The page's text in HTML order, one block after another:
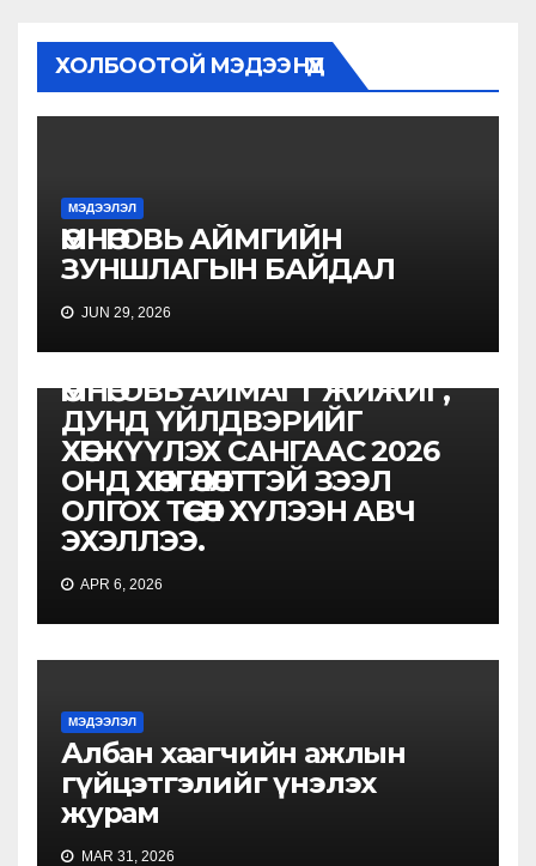
ХОЛБООТОЙ МЭДЭЭНҮҮД
МЭДЭЭЛЭЛ
ӨМНӨГОВЬ АЙМГИЙН
ЗУНШЛАГЫН БАЙДАЛ
JUN 29, 2026
ӨМНӨГОВЬ АЙМАГТ ЖИЖИГ,
ДУНД ҮЙЛДВЭРИЙГ
ХӨГЖҮҮЛЭХ САНГААС 2026
ОНД ХӨНГӨЛӨЛТТЭЙ ЗЭЭЛ
ОЛГОХ ТӨСӨЛ ХҮЛЭЭН АВЧ
ЭХЭЛЛЭЭ.
APR 6, 2026
МЭДЭЭЛЭЛ
Албан хаагчийн ажлын
гүйцэтгэлийг үнэлэх
журам
MAR 31, 2026